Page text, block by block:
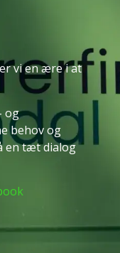
vi en ære i at
og
behov og
en tæt dialog